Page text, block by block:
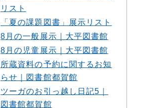
リスト
「夏の課題図書」展示リスト
8月の一般展示｜大平図書館
8月の児童展示｜大平図書館
所蔵資料の予約に関するお知
らせ｜図書館都賀館
ツーガのお引っ越し日記5｜
図書館都賀館